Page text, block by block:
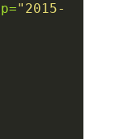
"2015-